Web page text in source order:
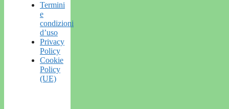
Termini
e
condizioni
d’uso
Privacy
Policy
Cookie
Policy
(UE)